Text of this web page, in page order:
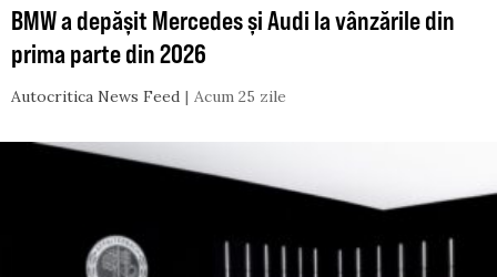
BMW a depășit Mercedes și Audi la vânzările din
prima parte din 2026
Autocritica News Feed Acum 25 zile